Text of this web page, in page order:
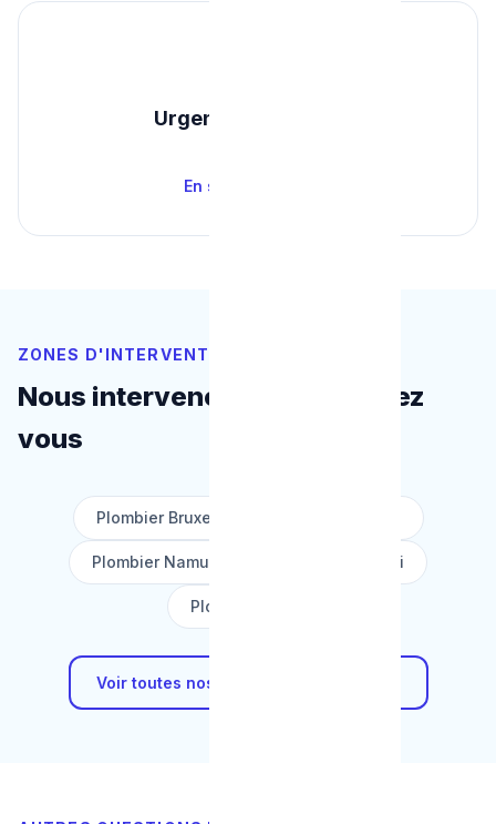
Urgence Plomberie
En savoir plus →
ZONES D'INTERVENTION
Nous intervenons près de chez
vous
Plombier Bruxelles
Plombier Namur Plombier Charleroi
Plombier Mons
Voir toutes nos zones d'intervention →